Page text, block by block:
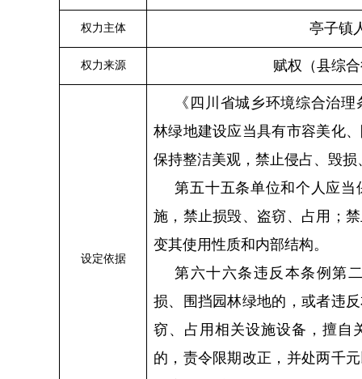
权力主体 亭子镇
权力来源 赋权（县综
设定依据
《四川省城乡环境综合治
林绿地建设应当具有市容美化
保持整洁美观，禁止侵占、毁
第五十五条单位和个人应
施，禁止损毁、盗窃、占用；
变其使用性质和内部结构。
第六十六条违反本条例第
损、围挡园林绿地的，或者违
窃、占用相关设施设备，擅自
的，责令限期改正，并处两千